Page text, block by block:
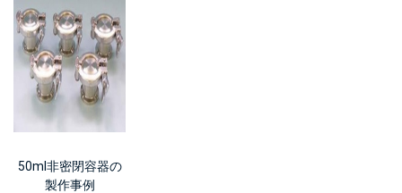
50ml非密閉容器の
製作事例